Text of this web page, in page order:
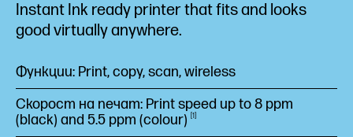
Instant Ink ready printer that fits and looks
good virtually anywhere.
Функции: Print, copy, scan, wireless
Скорост на печат: Print speed up to 8 ppm
(black) and 5.5 ppm (colour) 1